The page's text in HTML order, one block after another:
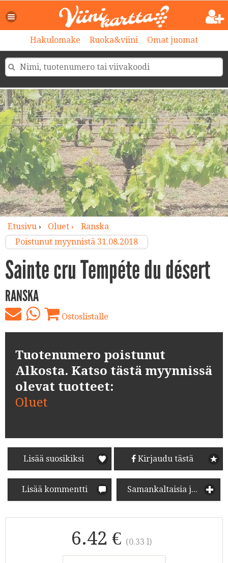
Hakulomake Ruoka&viini Omat juomat
Etusivu› Oluet ›
Ranska
Poistunut myynnistä 31.08.2018
Sainte cru Tempéte du désert
RANSKA
Ostoslistalle
Tuotenumero poistunut
Alkosta. Katso tästä myynnissä
olevat tuotteet:
Oluet
Lisää suosikiksi Kirjaudu tästä
Lisää kommentti Samankaltaisia juomia
6.42 € (0.33 l)